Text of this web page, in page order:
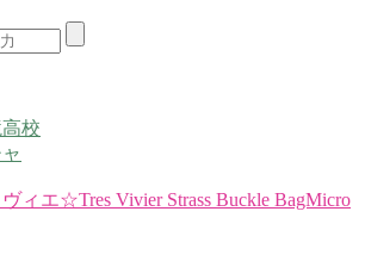
校
ィエ☆Tres Vivier Strass Buckle BagMicro